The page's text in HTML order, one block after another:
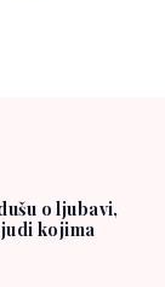
o ljubavi,
kojima